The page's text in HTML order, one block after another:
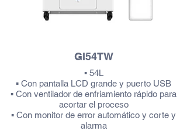
GI54TW
▪ 54L
▪ Con pantalla LCD grande y puerto USB
▪ Con ventilador de enfriamiento rápido para
acortar el proceso
▪ Con monitor de error automático y corte y
alarma